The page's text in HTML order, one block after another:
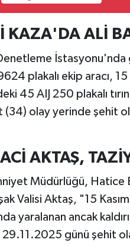
KAZA'DA ALİ
İstasyonu'nda
plakalı ekip aracı,
45 AIJ 250 plakalı
(34) olay yerinde şehit
AKTAŞ,
Müdürlüğü,
Valisi Aktaş, "15
yaralanan ancak
günü şehit